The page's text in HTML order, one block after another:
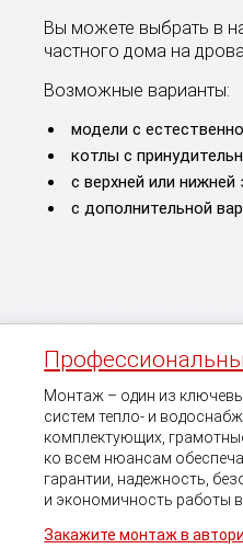
Вы можете выбрать в
частного дома на
Возможные варианты:
модели с
котлы с
с верхней или нижней
с дополнительной
Монтаж – один из
систем тепло- и
комплектующих,
ко всем нюансам
гарантии, надежность,
и экономичность работы
Закажите монтаж в